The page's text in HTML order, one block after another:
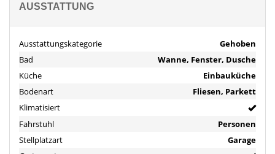
örtlichen Sportvereinen und Fitnessstudios auf ihre Kosten,
kurze Fahrt entfernt.
Das Umland lädt mit seinen malerischen Buchten, Wander- und
Radwegen zu zahlreichen Freizeitaktivitäten ein. Auch der
bietet eine atemberaubende Kulisse für Erholungssuchende.
Die gute Infrastruktur macht Santanyí zu einem idealen
AUSSTATTUNG
Ausstattungskategorie
Gehoben
Bad
Wanne, Fenster, Dusche
Küche
Einbauküche
Bodenart
Fliesen, Parkett
Klimatisiert
Fahrstuhl
Personen
Stellplatzart
Garage